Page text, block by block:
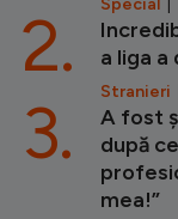
a liga a
Stranieri
2.
A fost
după
mea!”
3.